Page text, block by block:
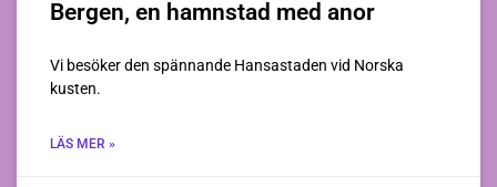
Bergen, en hamnstad med anor
Vi besöker den spännande Hansastaden vid Norska
kusten.
LÄS MER »